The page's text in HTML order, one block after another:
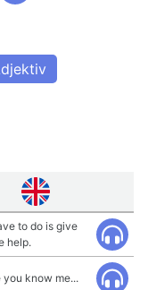
to do is give
help.
you know me...